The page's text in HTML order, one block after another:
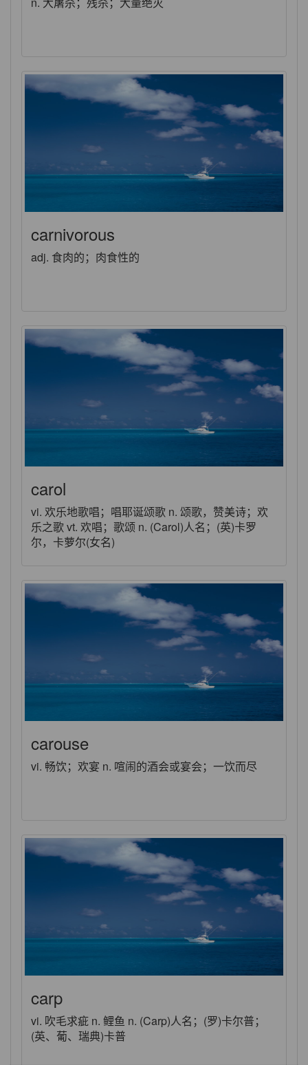
carnivorous
adj. 食肉的；肉食性的
carol
vi. 欢乐地歌唱；唱耶诞颂歌 n. 颂歌，赞美诗；欢
乐之歌 vt. 欢唱；歌颂 n. (Carol)人名；(英)卡罗
尔，卡萝尔(女名)
carouse
vi. 畅饮；欢宴 n. 喧闹的酒会或宴会；一饮而尽
carp
vi. 吹毛求疵 n. 鲤鱼 n. (Carp)人名；(罗)卡尔普；
(英、葡、瑞典)卡普